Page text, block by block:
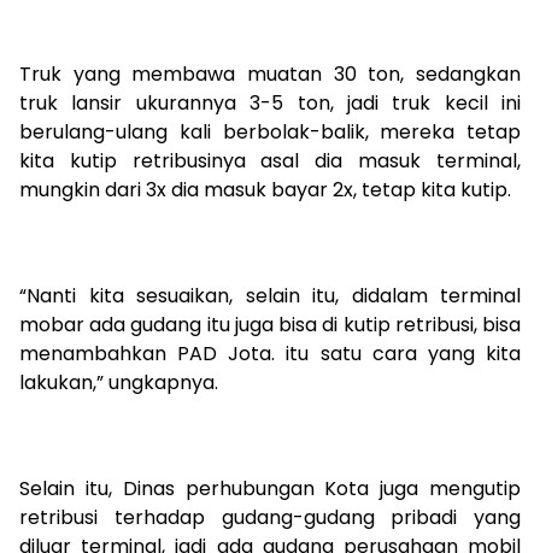
Truk yang membawa muatan 30 ton, sedangkan
truk lansir ukurannya 3-5 ton, jadi truk kecil ini
berulang-ulang kali berbolak-balik, mereka tetap
kita kutip retribusinya asal dia masuk terminal,
mungkin dari 3x dia masuk bayar 2x, tetap kita kutip.
“Nanti kita sesuaikan, selain itu, didalam terminal
mobar ada gudang itu juga bisa di kutip retribusi, bisa
menambahkan PAD Jota. itu satu cara yang kita
lakukan,” ungkapnya.
Selain itu, Dinas perhubungan Kota juga mengutip
retribusi terhadap gudang-gudang pribadi yang
diluar terminal, jadi ada gudang perusahaan mobil